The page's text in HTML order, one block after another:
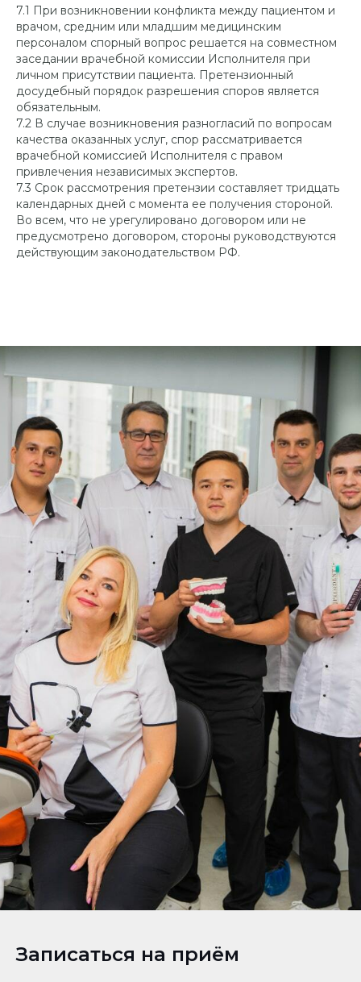
7.1 При возникновении конфликта между пациентом и
врачом, средним или младшим медицинским
персоналом спорный вопрос решается на совместном
заседании врачебной комиссии Исполнителя при
личном присутствии пациента. Претензионный
досудебный порядок разрешения споров является
обязательным.
7.2 В случае возникновения разногласий по вопросам
качества оказанных услуг, спор рассматривается
врачебной комиссией Исполнителя с правом
привлечения независимых экспертов.
7.3 Срок рассмотрения претензии составляет тридцать
календарных дней с момента ее получения стороной.
Во всем, что не урегулировано договором или не
предусмотрено договором, стороны руководствуются
действующим законодательством РФ.
Записаться на приём
Все тексты, изображения и иные материалы,
размещённые на данном сайте, являются
объектами авторского права. Запрещается их
копирование, воспроизведение,
распространение (включая размещение на
сторонних сайтах и в социальных сетях), а
также любое другое использование без
письменного разрешения автора.
При использовании материалов обязательна
активная ссылка на источник.
Обращаем ваше внимание на то, что данный
Интернет-сайт носит исключительно
информационный характер и ни при каких
условиях не является публичной офертой,
медицинской деятельности Л041-01170-
Актуальные условия приёма и цены следует
уточнять лично во время консультации или по
контактным данным, указанным на сайте. Все
медицинские услуги оказываются в
соответствии с действующим
законодательством и на основании
заключённого договора.
ИМЕЮТСЯ ПРОТИВОПОКАЗАНИЯ,
НЕОБХОДИМА КОНСУЛЬТАЦИЯ
СПЕЦИАЛИСТА
Комплексное развитие проекта - sholms.ru